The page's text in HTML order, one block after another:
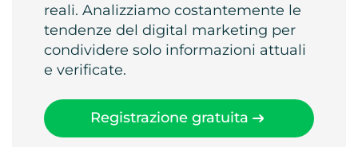
reali. Analizziamo costantemente le
tendenze del digital marketing per
condividere solo informazioni attuali
e verificate.
Registrazione gratuita